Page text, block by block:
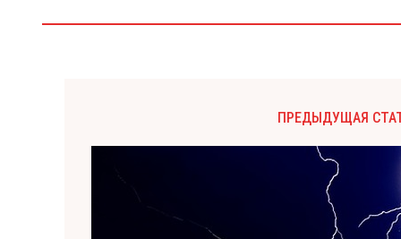
ПРЕДЫДУЩАЯ